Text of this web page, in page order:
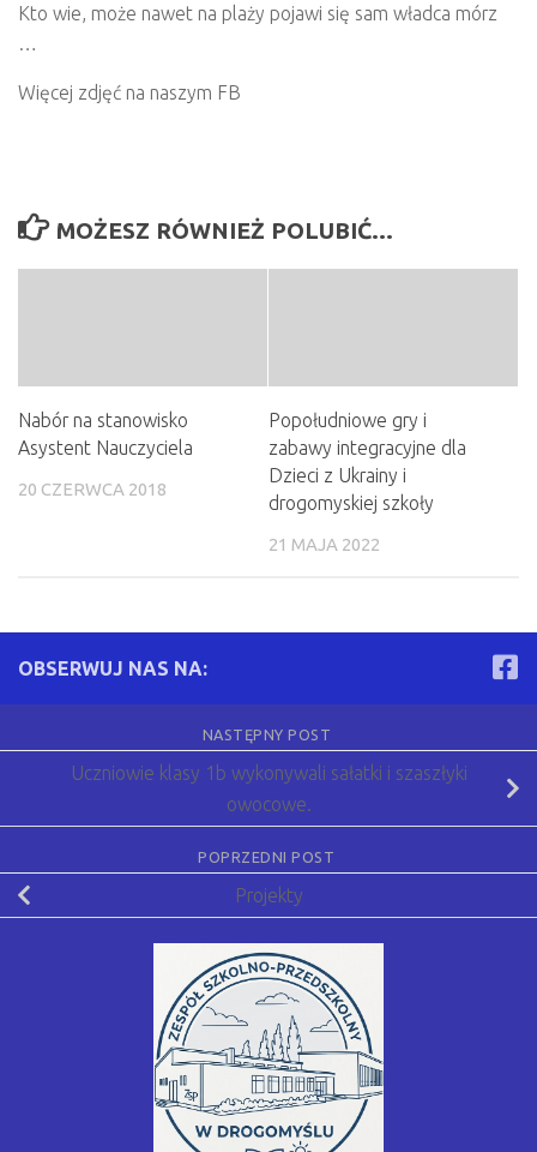
Kto wie, może nawet na plaży pojawi się sam władca mórz
…
Więcej zdjęć na naszym FB
MOŻESZ RÓWNIEŻ POLUBIĆ…
Nabór na stanowisko
Asystent Nauczyciela
20 CZERWCA 2018
Popołudniowe gry i
zabawy integracyjne dla
Dzieci z Ukrainy i
drogomyskiej szkoły
21 MAJA 2022
OBSERWUJ NAS NA:
NASTĘPNY POST
Uczniowie klasy 1b wykonywali sałatki i szaszłyki
owocowe.
POPRZEDNI POST
Projekty